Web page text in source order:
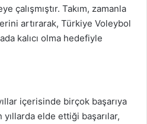
çalışmıştır. Takım, zamanla
artırarak, Türkiye Voleybol
kalıcı olma hedefiyle
içerisinde birçok başarıya
yıllarda elde ettiği başarılar,